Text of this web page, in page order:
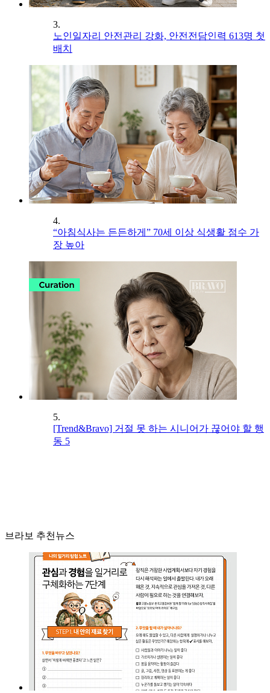
3.
노인일자리 안전관리 강화, 안전전담인력 613명 첫
배치
4.
“아침식사는 든든하게” 70세 이상 식생활 점수 가
장 높아
5.
[Trend&Bravo] 거절 못 하는 시니어가 끊어야 할 행
동 5
브라보 추천뉴스